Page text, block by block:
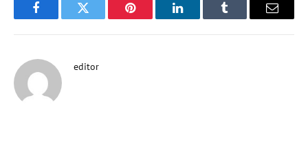
FacebookTwitter Pinterest LinkedInTumblr Email
editor